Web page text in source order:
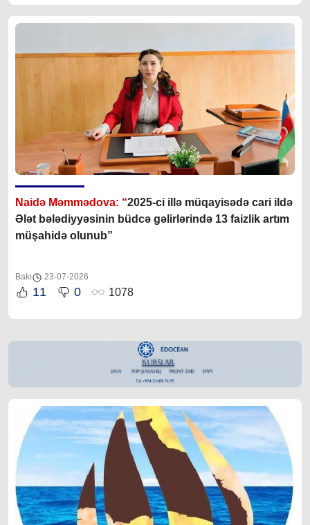
Naidə Məmmədova: “2025-ci illə müqayisədə cari ildə
Ələt bələdiyyəsinin büdcə gəlirlərində 13 faizlik artım
müşahidə olunub”
Bakı 23-07-2026
11 0 1078